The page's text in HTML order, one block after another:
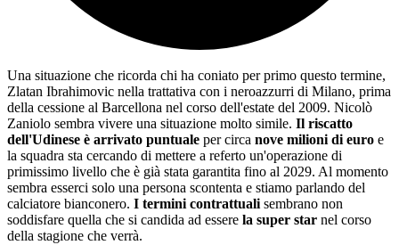
Una situazione che ricorda chi ha coniato per primo questo termine,
Zlatan Ibrahimovic nella trattativa con i neroazzurri di Milano, prima
della cessione al Barcellona nel corso dell'estate del 2009. Nicolò
Zaniolo sembra vivere una situazione molto simile. Il riscatto
dell'Udinese è arrivato puntuale per circa nove milioni di euro e
la squadra sta cercando di mettere a referto un'operazione di
primissimo livello che è già stata garantita fino al 2029. Al momento
sembra esserci solo una persona scontenta e stiamo parlando del
calciatore bianconero. I termini contrattuali sembrano non
soddisfare quella che si candida ad essere la super star nel corso
della stagione che verrà.